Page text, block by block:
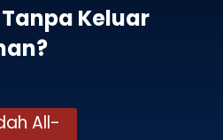
Keluar
All-